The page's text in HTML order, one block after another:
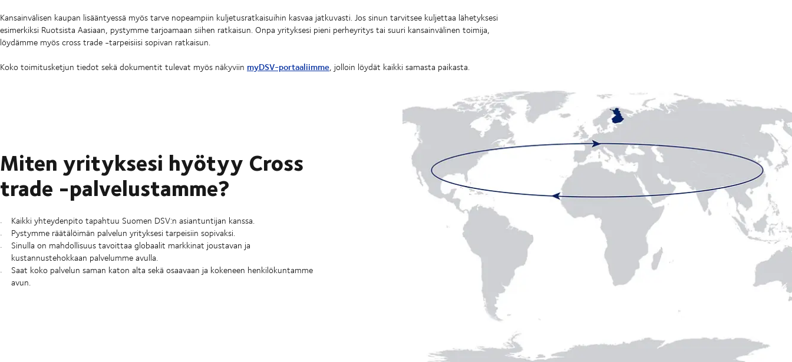
Kansainvälisen kaupan lisääntyessä myös tarve nopeampiin kuljetusratkaisuihin kasvaa jatkuvasti. Jos sinun tarvitsee kuljettaa lähetyksesi
esimerkiksi Ruotsista Aasiaan, pystymme tarjoamaan siihen ratkaisun. Onpa yrityksesi pieni perheyritys tai suuri kansainvälinen toimija,
löydämme myös cross trade -tarpeisiisi sopivan ratkaisun.
Koko toimitusketjun tiedot sekä dokumentit tulevat myös näkyviin myDSV-portaaliimme, jolloin löydät kaikki samasta paikasta.
Miten yrityksesi hyötyy Cross
trade -palvelustamme?
Kaikki yhteydenpito tapahtuu Suomen DSV:n asiantuntijan kanssa.
Pystymme räätälöimän palvelun yrityksesi tarpeisiin sopivaksi.
Sinulla on mahdollisuus tavoittaa globaalit markkinat joustavan ja
kustannustehokkaan palvelumme avulla.
Saat koko palvelun saman katon alta sekä osaavaan ja kokeneen henkilökuntamme
avun.